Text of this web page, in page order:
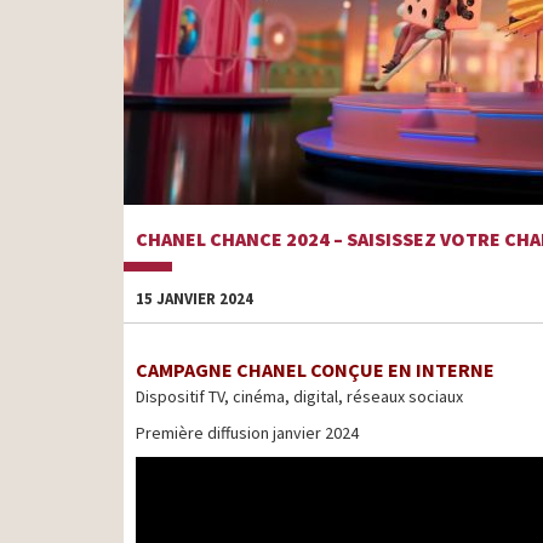
CHANEL CHANCE 2024 – SAISISSEZ VOTRE
15 JANVIER 2024
CAMPAGNE CHANEL CONÇUE EN INTERNE
Dispositif TV, cinéma, digital, réseaux sociaux
Première diffusion janvier 2024